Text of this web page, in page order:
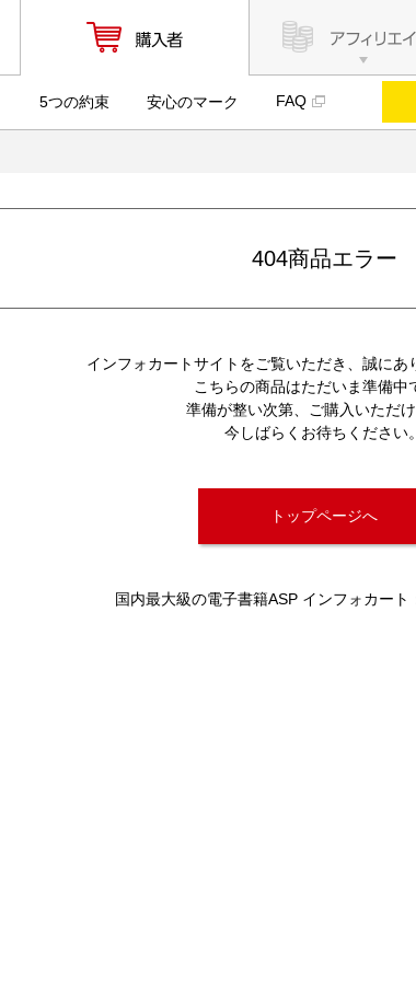
5つの約束 安心のマーク FAQ
404商品エラー
インフォカートサイトをご覧いただき、誠にあ
こちらの商品はただいま準備中
準備が整い次第、ご購入いただけ
今しばらくお待ちください。
トップページへ
国内最大級の電子書籍ASP インフォカート